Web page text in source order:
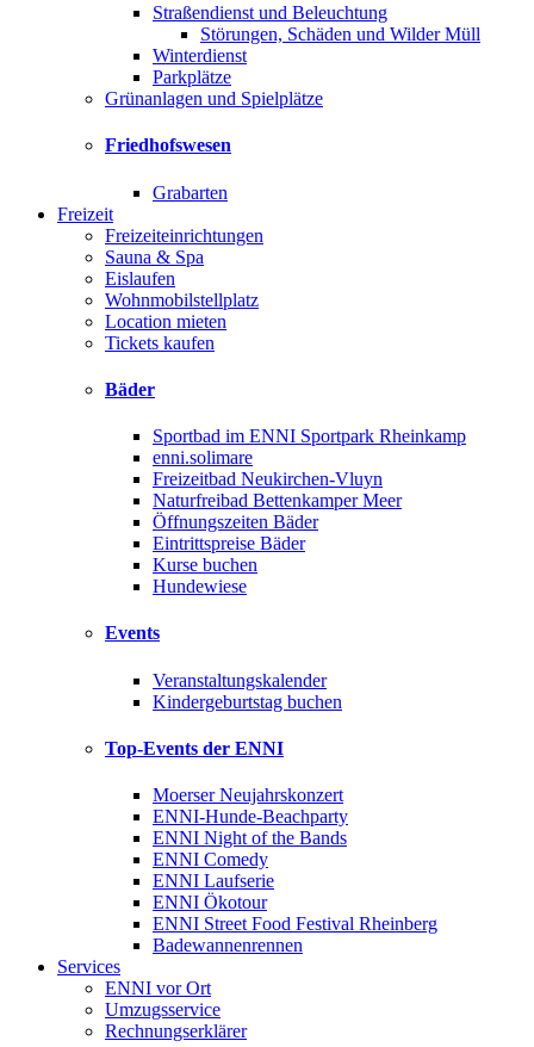
Straßendienst und Beleuchtung
Störungen, Schäden und Wilder Müll
Winterdienst
Parkplätze
Grünanlagen und Spielplätze
Friedhofswesen
Grabarten
Freizeit
Freizeiteinrichtungen
Sauna & Spa
Eislaufen
Wohnmobilstellplatz
Location mieten
Tickets kaufen
Bäder
Sportbad im ENNI Sportpark Rheinkamp
enni.solimare
Freizeitbad Neukirchen-Vluyn
Naturfreibad Bettenkamper Meer
Öffnungszeiten Bäder
Eintrittspreise Bäder
Kurse buchen
Hundewiese
Events
Veranstaltungskalender
Kindergeburtstag buchen
Top-Events der ENNI
Moerser Neujahrskonzert
ENNI-Hunde-Beachparty
ENNI Night of the Bands
ENNI Comedy
ENNI Laufserie
ENNI Ökotour
ENNI Street Food Festival Rheinberg
Badewannenrennen
Services
ENNI vor Ort
Umzugsservice
Rechnungserklärer